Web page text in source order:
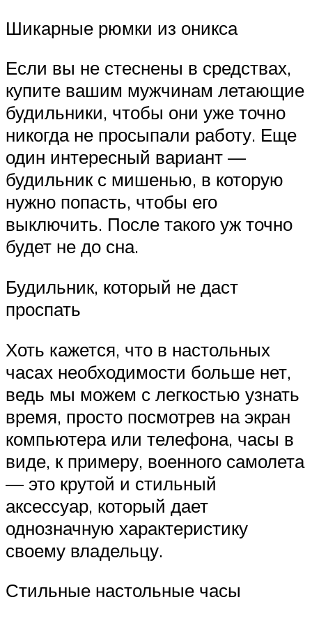
Шикарные рюмки из оникса
Если вы не стеснены в средствах,
купите вашим мужчинам летающие
будильники, чтобы они уже точно
никогда не просыпали работу. Еще
один интересный вариант —
будильник с мишенью, в которую
нужно попасть, чтобы его
выключить. После такого уж точно
будет не до сна.
Будильник, который не даст
проспать
Хоть кажется, что в настольных
часах необходимости больше нет,
ведь мы можем с легкостью узнать
время, просто посмотрев на экран
компьютера или телефона, часы в
виде, к примеру, военного самолета
— это крутой и стильный
аксессуар, который дает
однозначную характеристику
своему владельцу.
Стильные настольные часы